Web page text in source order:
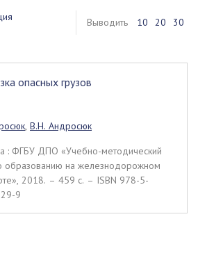
Выводить 10 20 30
опасных грузов
, В.Н. Андросюк
: ФГБУ ДПО «Учебно-методический
образованию на железнодорожном
2018. – 459 c. – ISBN 978-5-
9